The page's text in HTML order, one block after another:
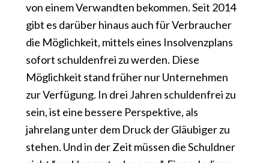
von einem Verwandten bekommen. Seit 2014
gibt es darüber hinaus auch für Verbraucher
die Möglichkeit, mittels eines Insolvenzplans
sofort schuldenfrei zu werden. Diese
Möglichkeit stand früher nur Unternehmen
zur Verfügung. In drei Jahren schuldenfrei zu
sein, ist eine bessere Perspektive, als
jahrelang unter dem Druck der Gläubiger zu
stehen. Und in der Zeit müssen die Schuldner